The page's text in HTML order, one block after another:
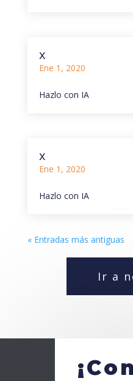
x
Ene 1, 2020
Hazlo con IA
x
Ene 1, 2020
Hazlo con IA
« Entradas más antiguas
Ir a